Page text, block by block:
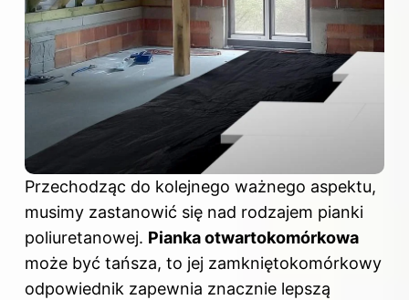
Przechodząc do kolejnego ważnego aspektu,
musimy zastanowić się nad rodzajem pianki
poliuretanowej. Pianka otwartokomórkowa
może być tańsza, to jej zamkniętokomórkowy
odpowiednik zapewnia znacznie lepszą